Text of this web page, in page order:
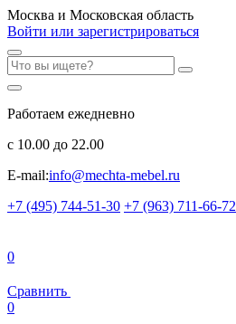
Москва и Московская область
Войти или зарегистрироваться
Работаем ежедневно
с 10.00 до 22.00
E-mail:info@mechta-mebel.ru
+7 (495) 744-51-30 +7 (963) 711-66-72
0
Сравнить
0